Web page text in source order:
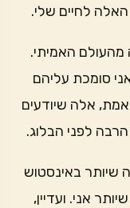
לחיים שלי.
מהעולם האמיתי.
סומכת עליהם
אלה שיודעים
לפני הבלוג.
באינסטוש
אני. ועדיין,